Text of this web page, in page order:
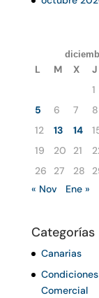
L M X J
1
5
6 7 8
12
13 14
19
20 21
26
27 28
« Nov
Ene »
Categorías
Canarias
Comercial